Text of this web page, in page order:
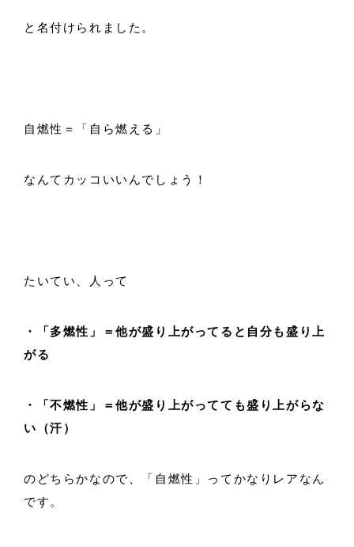
と名付けられました。
自燃性＝「自ら燃える」
なんてカッコいいんでしょう！
たいてい、人って
・「多燃性」＝他が盛り上がってると自分も盛り上
がる
・「不燃性」＝他が盛り上がってても盛り上がらな
い（汗）
のどちらかなので、「自燃性」ってかなりレアなん
です。